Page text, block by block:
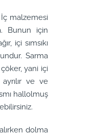
malzemesi
Bunun için
içi sımsıkı
Sarma
yani içi
ve ve
hallolmuş
dolma